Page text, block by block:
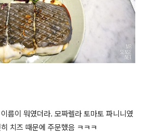
름이 뭐였더라. 모짜렐라 토마토 파니니였
치즈 때문에 주문했음 ㅋㅋㅋ